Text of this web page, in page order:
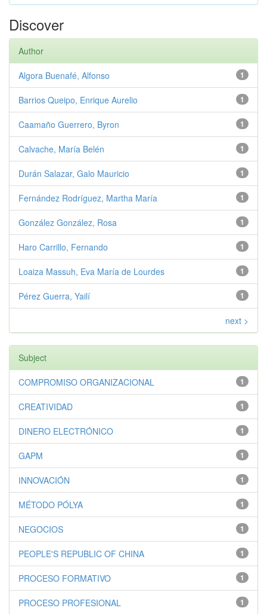
Discover
Author
1
Algora Buenafé, Alfonso
1
Barrios Queipo, Enrique Aurelio
1
Caamaño Guerrero, Byron
1
Calvache, María Belén
1
Durán Salazar, Galo Mauricio
1
Fernández Rodríguez, Martha María
1
González González, Rosa
1
Haro Carrillo, Fernando
1
Loaiza Massuh, Eva María de Lourdes
1
Pérez Guerra, Yailí
next >
Subject
1
COMPROMISO ORGANIZACIONAL
1
CREATIVIDAD
1
DINERO ELECTRÓNICO
1
GAPM
1
INNOVACIÓN
1
MÉTODO PÓLYA
1
NEGOCIOS
1
PEOPLE'S REPUBLIC OF CHINA
1
PROCESO FORMATIVO
1
PROCESO PROFESIONAL